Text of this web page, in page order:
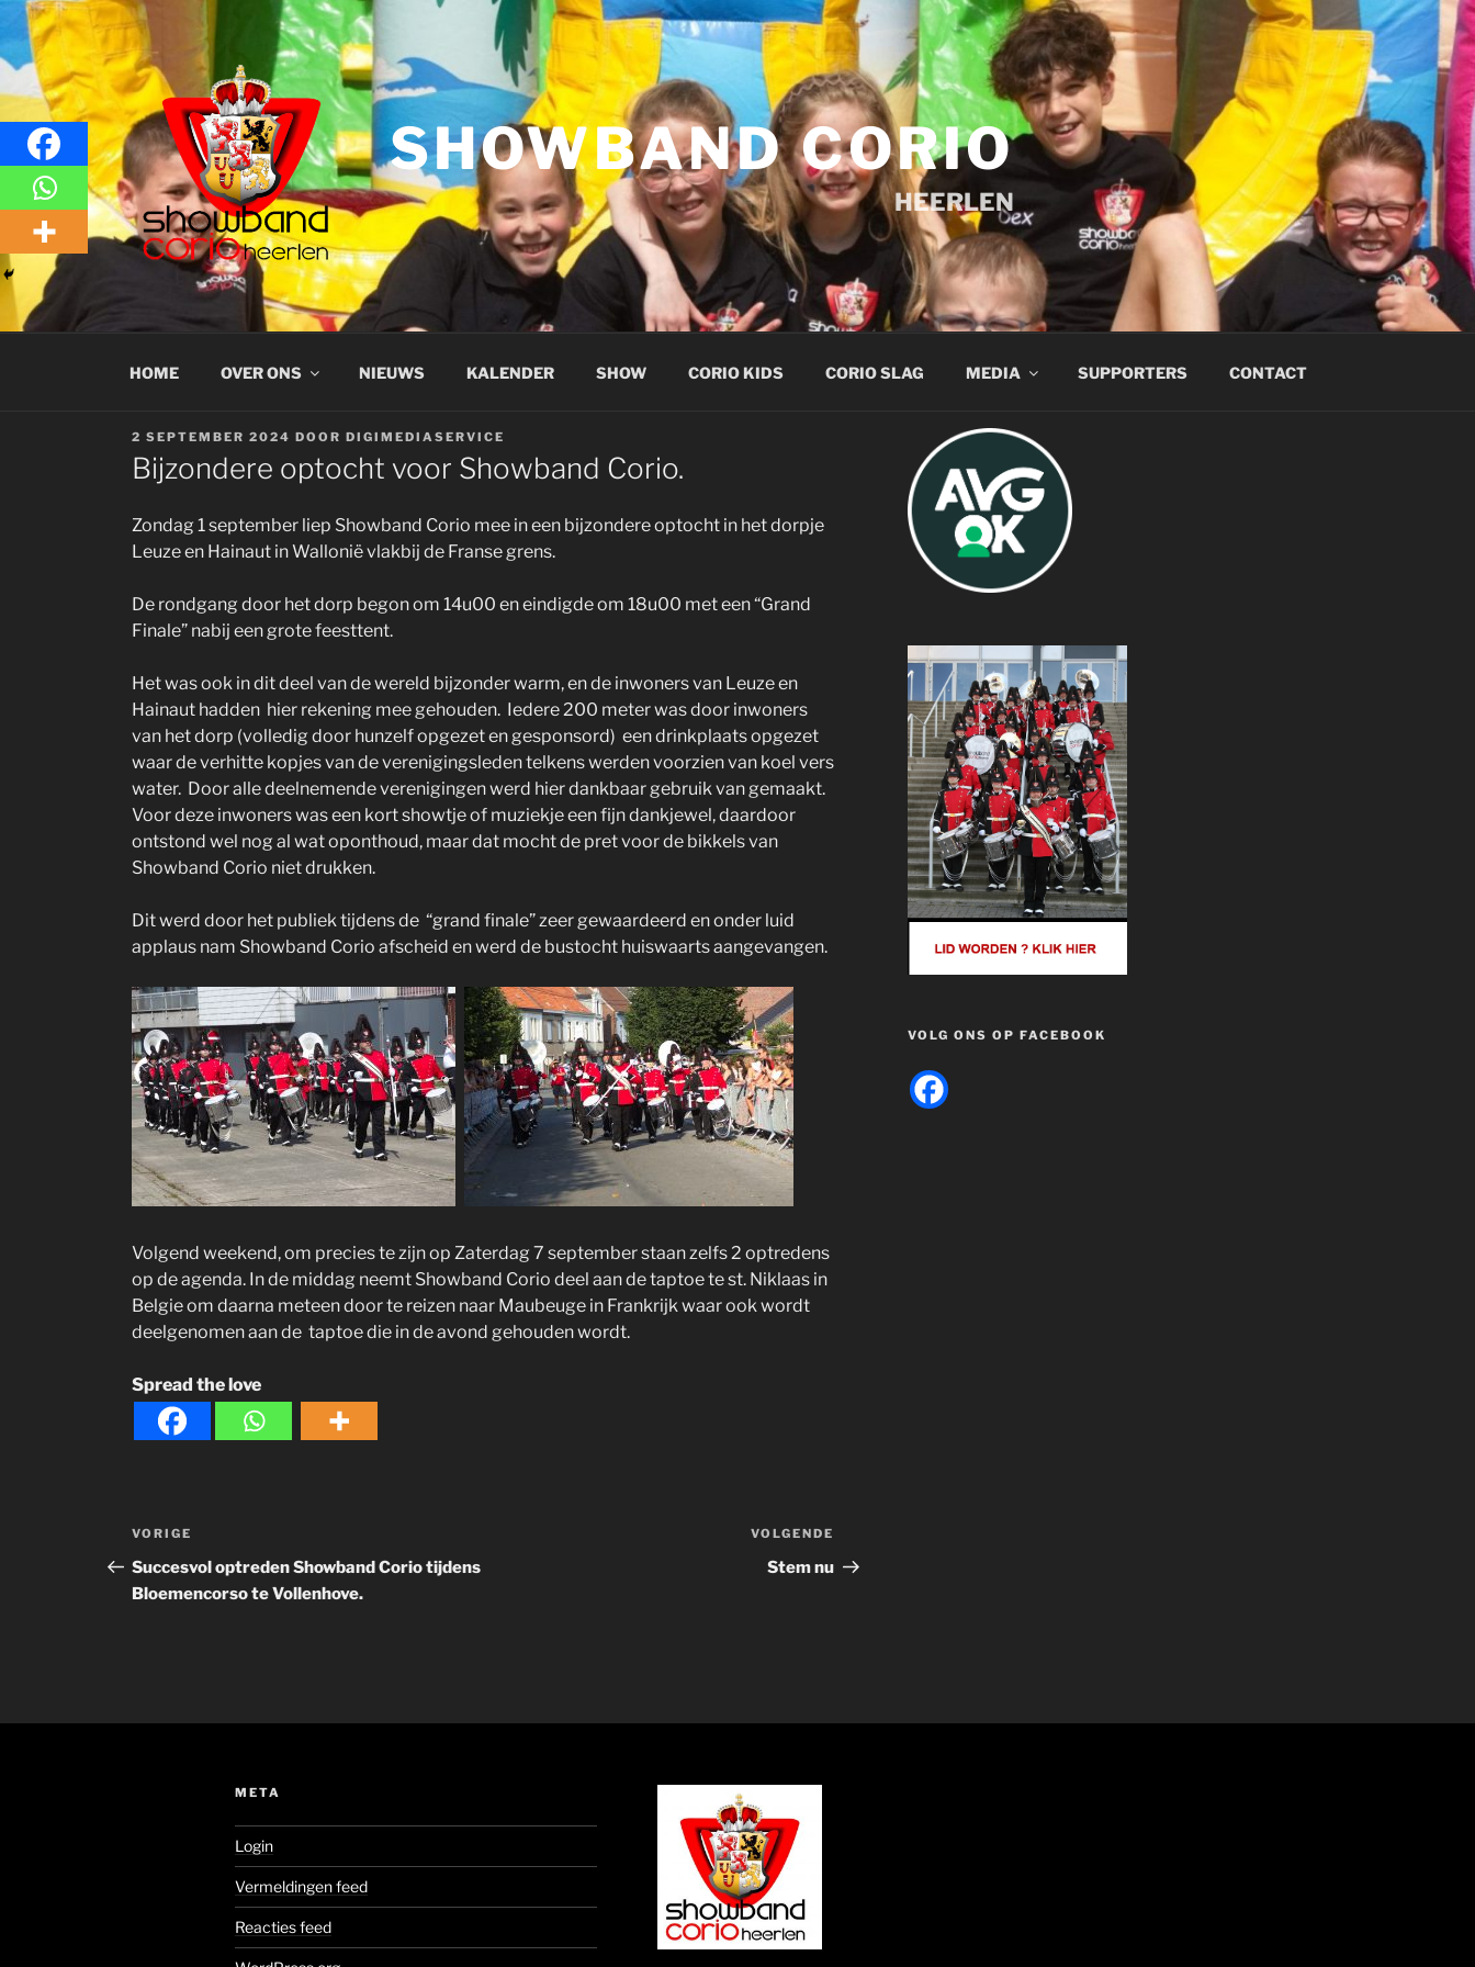
Naar
de
inhoud
springen
SHOWBAND CORIO
HEERLEN
HOME OVER ONS NIEUWS KALENDER SHOW CORIO KIDS CORIO SLAG MEDIA SUPPORTERS CONTACT
GEPLAATST
OP
2 SEPTEMBER 2024 DOOR DIGIMEDIASERVICE
Bijzondere optocht voor Showband Corio.
Zondag 1 september liep Showband Corio mee in een bijzondere optocht in het dorpje
Leuze en Hainaut in Wallonië vlakbij de Franse grens.
De rondgang door het dorp begon om 14u00 en eindigde om 18u00 met een “Grand
Finale” nabij een grote feesttent.
Het was ook in dit deel van de wereld bijzonder warm, en de inwoners van Leuze en
Hainaut hadden hier rekening mee gehouden. Iedere 200 meter was door inwoners
van het dorp (volledig door hunzelf opgezet en gesponsord) een drinkplaats opgezet
waar de verhitte kopjes van de verenigingsleden telkens werden voorzien van koel vers
water. Door alle deelnemende verenigingen werd hier dankbaar gebruik van gemaakt.
Voor deze inwoners was een kort showtje of muziekje een fijn dankjewel, daardoor
ontstond wel nog al wat oponthoud, maar dat mocht de pret voor de bikkels van
Showband Corio niet drukken.
Dit werd door het publiek tijdens de “grand finale” zeer gewaardeerd en onder luid
applaus nam Showband Corio afscheid en werd de bustocht huiswaarts aangevangen.
Volgend weekend, om precies te zijn op Zaterdag 7 september staan zelfs 2 optredens
op de agenda. In de middag neemt Showband Corio deel aan de taptoe te st. Niklaas in
Belgie om daarna meteen door te reizen naar Maubeuge in Frankrijk waar ook wordt
deelgenomen aan de taptoe die in de avond gehouden wordt.
Spread the love
Bericht
navigatie
Vorig
bericht
VORIGE
Succesvol optreden Showband Corio tijdens
Bloemencorso te Vollenhove.
bericht
VOLGENDE
Stem nu
VOLG ONS OP FACEBOOK
META
Login
Vermeldingen feed
Reacties feed